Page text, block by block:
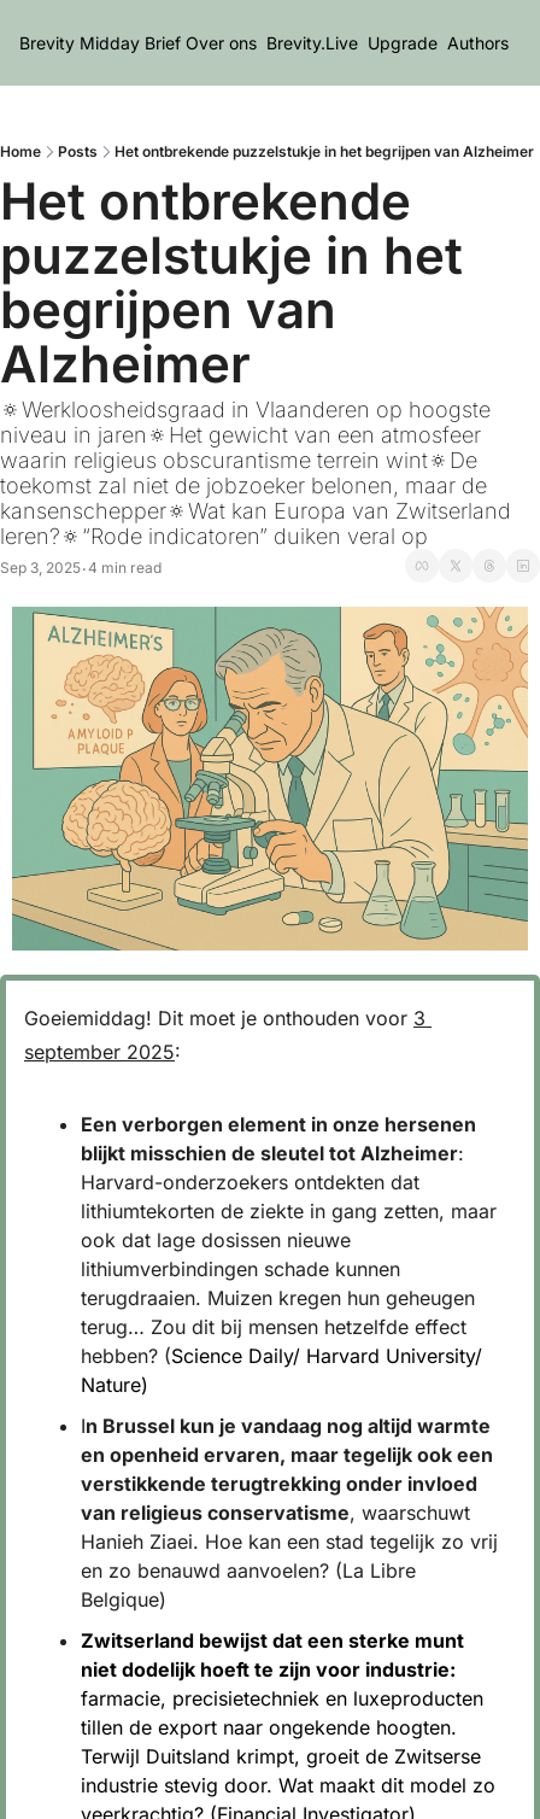
Brevity Midday Brief Over ons Brevity.Live Upgrade Authors
Home Posts Het ontbrekende puzzelstukje in het begrijpen van Alzheimer
Het ontbrekende
puzzelstukje in het
begrijpen van
Alzheimer
🔅Werkloosheidsgraad in Vlaanderen op hoogste
niveau in jaren🔅Het gewicht van een atmosfeer
waarin religieus obscurantisme terrein wint🔅De
toekomst zal niet de jobzoeker belonen, maar de
kansenschepper🔅Wat kan Europa van Zwitserland
leren?🔅“Rode indicatoren” duiken veral op
Sep 3, 2025•4 min read
Goeiemiddag! Dit moet je onthouden voor 3
september 2025:
Een verborgen element in onze hersenen
blijkt misschien de sleutel tot Alzheimer:
Harvard-onderzoekers ontdekten dat
lithiumtekorten de ziekte in gang zetten, maar
ook dat lage dosissen nieuwe
lithiumverbindingen schade kunnen
terugdraaien. Muizen kregen hun geheugen
terug… Zou dit bij mensen hetzelfde effect
hebben? (Science Daily/ Harvard University/
Nature)
In Brussel kun je vandaag nog altijd warmte
en openheid ervaren, maar tegelijk ook een
verstikkende terugtrekking onder invloed
van religieus conservatisme, waarschuwt
Hanieh Ziaei. Hoe kan een stad tegelijk zo vrij
en zo benauwd aanvoelen? (La Libre
Belgique)
Zwitserland bewijst dat een sterke munt
niet dodelijk hoeft te zijn voor industrie:
farmacie, precisietechniek en luxeproducten
tillen de export naar ongekende hoogten.
Terwijl Duitsland krimpt, groeit de Zwitserse
industrie stevig door. Wat maakt dit model zo